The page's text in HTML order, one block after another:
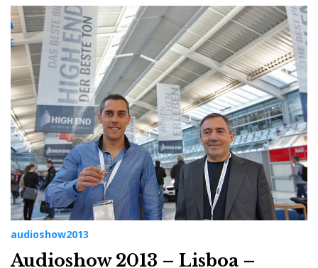
audioshow2013
Audioshow 2013 – Lisboa –